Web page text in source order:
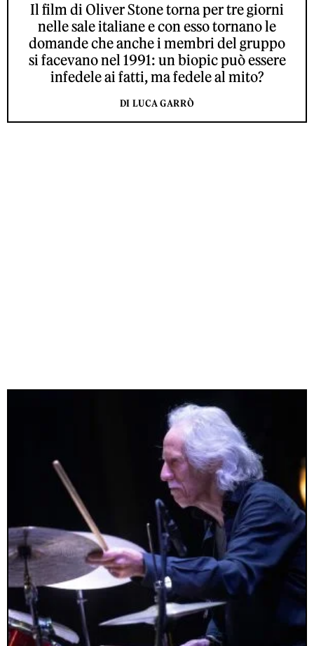
Il film di Oliver Stone torna per tre giorni
nelle sale italiane e con esso tornano le
domande che anche i membri del gruppo
si facevano nel 1991: un biopic può essere
infedele ai fatti, ma fedele al mito?
DI LUCA GARRÒ